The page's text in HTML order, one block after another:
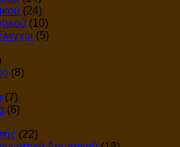
(24)
(10)
(5)
(8)
(7)
(6)
(22)